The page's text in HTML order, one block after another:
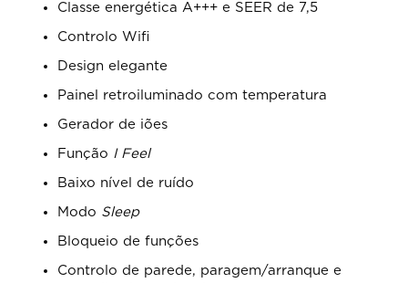
Classe energética A+++ e SEER de 7,5
Controlo Wifi
Design elegante
Painel retroiluminado com temperatura
Gerador de iões
Função I Feel
Baixo nível de ruído
Modo Sleep
Bloqueio de funções
Controlo de parede, paragem/arranque e